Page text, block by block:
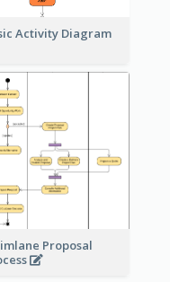
Activity Diagram
Proposal